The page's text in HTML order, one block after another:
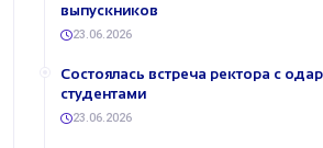
выпускников
23.06.2026
Состоялась встреча ректора с
студентами
23.06.2026